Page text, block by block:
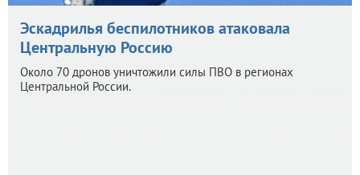
Эскадрилья беспилотников атаковала
Центральную Россию
Около 70 дронов уничтожили силы ПВО в регионах
Центральной России.